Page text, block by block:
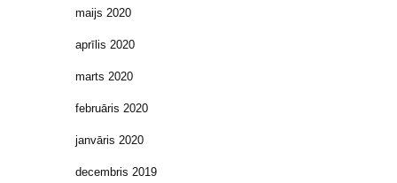
maijs 2020
aprīlis 2020
marts 2020
februāris 2020
janvāris 2020
decembris 2019